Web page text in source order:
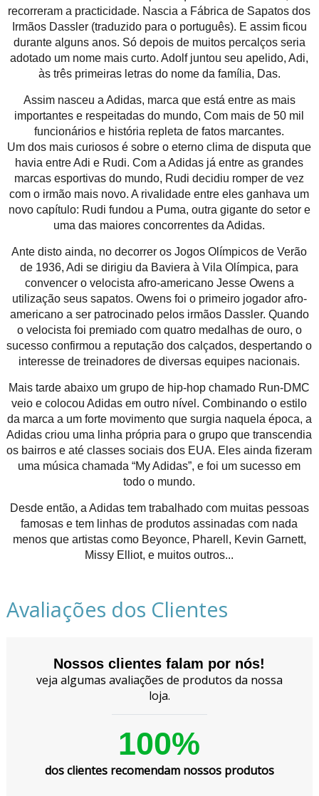
recorreram a practicidade. Nascia a Fábrica de Sapatos dos
Irmãos Dassler (traduzido para o português). E assim ficou
durante alguns anos. Só depois de muitos percalços seria
adotado um nome mais curto. Adolf juntou seu apelido, Adi,
às três primeiras letras do nome da família, Das.
Assim nasceu a Adidas, marca que está entre as mais
importantes e respeitadas do mundo, Com mais de 50 mil
funcionários e história repleta de fatos marcantes.
Um dos mais curiosos é sobre o eterno clima de disputa que
havia entre Adi e Rudi. Com a Adidas já entre as grandes
marcas esportivas do mundo, Rudi decidiu romper de vez
com o irmão mais novo. A rivalidade entre eles ganhava um
novo capítulo: Rudi fundou a Puma, outra gigante do setor e
uma das maiores concorrentes da Adidas.
Ante disto ainda, no decorrer os Jogos Olímpicos de Verão
de 1936, Adi se dirigiu da Baviera à Vila Olímpica, para
convencer o velocista afro-americano Jesse Owens a
utilização seus sapatos. Owens foi o primeiro jogador afro-
americano a ser patrocinado pelos irmãos Dassler. Quando
o velocista foi premiado com quatro medalhas de ouro, o
sucesso confirmou a reputação dos calçados, despertando o
interesse de treinadores de diversas equipes nacionais.
Mais tarde abaixo um grupo de hip-hop chamado Run-DMC
veio e colocou Adidas em outro nível. Combinando o estilo
da marca a um forte movimento que surgia naquela época, a
Adidas criou uma linha própria para o grupo que transcendia
os bairros e até classes sociais dos EUA. Eles ainda fizeram
uma música chamada “My Adidas”, e foi um sucesso em
todo o mundo.
Desde então, a Adidas tem trabalhado com muitas pessoas
famosas e tem linhas de produtos assinadas com nada
menos que artistas como Beyonce, Pharell, Kevin Garnett,
Missy Elliot, e muitos outros...
Avaliações dos Clientes
Nossos clientes falam por nós!
veja algumas avaliações de produtos da nossa
loja.
100%
dos clientes recomendam nossos produtos